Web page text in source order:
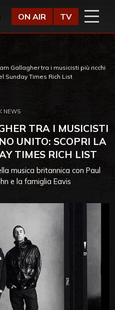
ON AIR TV
Gallagher tra i musicisti più ricchi
Sunday Times Rich List
NEWS
TRA I MUSICISTI
UNITO: SCOPRI LA
TIMES RICH LIST
musica britannica con Paul
e la famiglia Eavis